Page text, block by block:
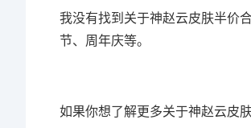
我没有找到关于神赵云皮肤半价
节、周年庆等。
如果你想了解更多关于神赵云皮